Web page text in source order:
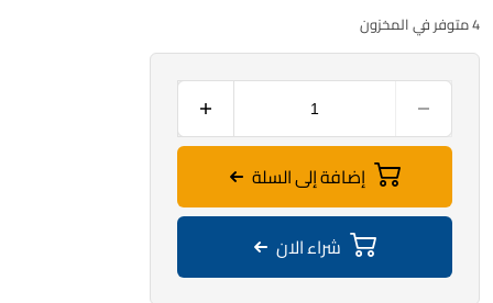
4 متوفر في المخزون
إضافة إلى السلة
شراء الان